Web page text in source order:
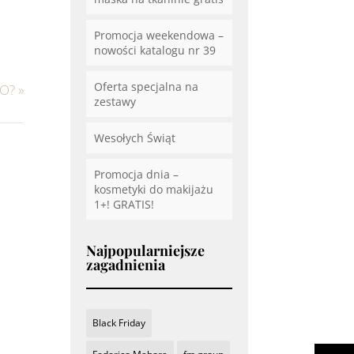
»
Promocja weekendowa –
nowości katalogu nr 39
Oferta specjalna na
zestawy
Wesołych Świąt
Promocja dnia –
kosmetyki do makijażu
1+! GRATIS!
Najpopularniejsze
zagadnienia
Black Friday